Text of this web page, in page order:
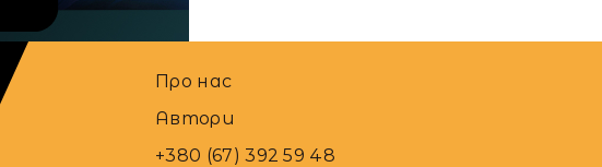
Про нас
Автори
+380 (67) 392 59 48